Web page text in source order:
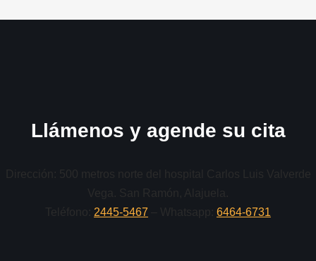
Llámenos y agende su cita
Dirección: 500 metros norte del hospital Carlos Luis Valverde
Vega. San Ramón, Alajuela.
Teléfono: 2445-5467 – Whatsapp: 6464-6731